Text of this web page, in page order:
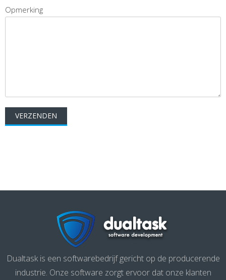
Opmerking
Dualtask is een softwarebedrijf gericht op de producerende
industrie. Onze software zorgt ervoor dat onze klanten